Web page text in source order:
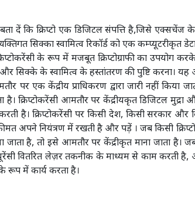
दें कि क्रिप्टो एक डिजिटल संपत्ति है,जिसे
सिक्का स्वामित्व रिकॉर्ड को एक कम्प्यूटरीकृत
के रूप में मजबूत क्रिप्टोग्राफी का उपयोग
और सिक्के के स्वामित्व के हस्तांतरण की पुष्टि करना।
पर एक केंद्रीय प्राधिकरण द्वारा जारी नहीं किया
है। क्रिप्टोकरेंसी आमतौर पर केंद्रीयकृत डिजिटल मुद्रा
है। क्रिप्टोकरेंसी पर किसी देश, किसी सरकार
अपने नियंत्रण में रखती है और पड़ें । जब किसी
जाता है, तो इसे आमतौर पर केंद्रीकृत माना जाता है।
वितरित लेज़र तकनीक के माध्यम से काम करती
रूप में कार्य करता है।